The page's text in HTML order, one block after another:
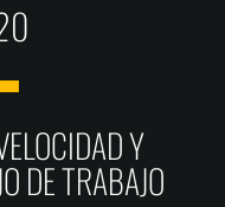
Y
DE TRABAJO